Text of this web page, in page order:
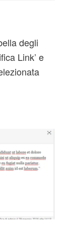
degli
Link’ e